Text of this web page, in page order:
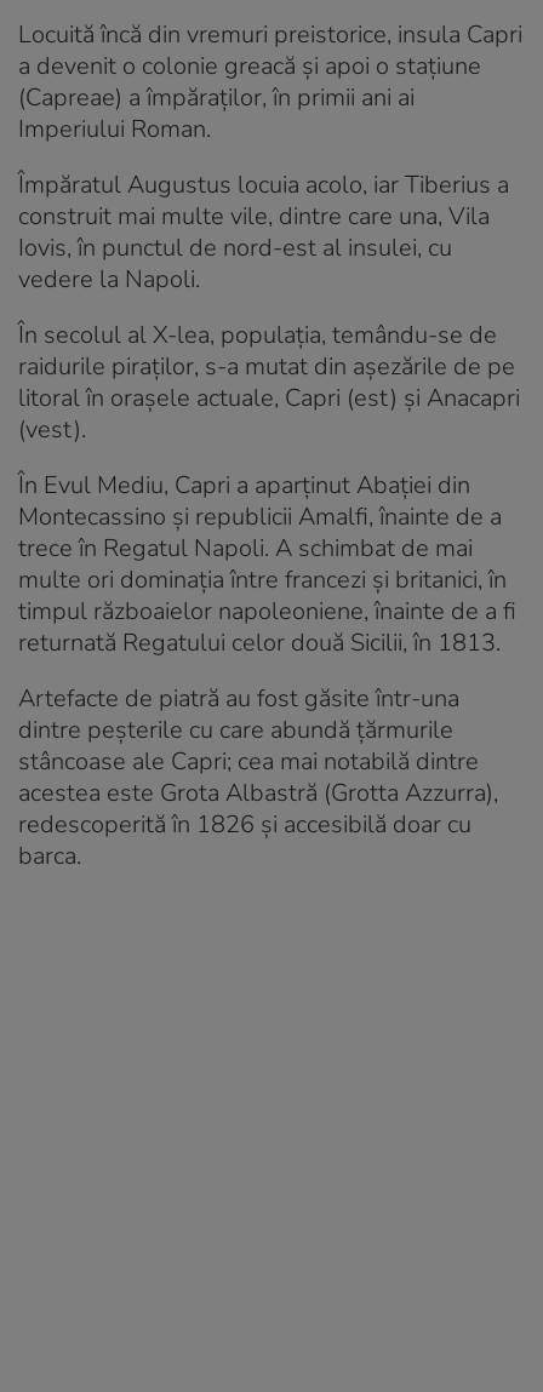
Locuită încă din vremuri preistorice, insula Capri
a devenit o colonie greacă și apoi o stațiune
(Capreae) a împăraților, în primii ani ai
Imperiului Roman.
Împăratul Augustus locuia acolo, iar Tiberius a
construit mai multe vile, dintre care una, Vila
Iovis, în punctul de nord-est al insulei, cu
vedere la Napoli.
În secolul al X-lea, populația, temându-se de
raidurile piraților, s-a mutat din așezările de pe
litoral în orașele actuale, Capri (est) și Anacapri
(vest).
În Evul Mediu, Capri a aparținut Abației din
Montecassino și republicii Amalfi, înainte de a
trece în Regatul Napoli. A schimbat de mai
multe ori dominația între francezi și britanici, în
timpul războaielor napoleoniene, înainte de a fi
returnată Regatului celor două Sicilii, în 1813.
Artefacte de piatră au fost găsite într-una
dintre peșterile cu care abundă țărmurile
stâncoase ale Capri; cea mai notabilă dintre
acestea este Grota Albastră (Grotta Azzurra),
redescoperită în 1826 și accesibilă doar cu
barca.